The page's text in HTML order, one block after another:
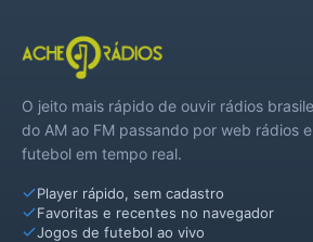
O jeito mais rápido de ouvir rádios
do AM ao FM passando por web rádios
futebol em tempo real.
Player rápido, sem cadastro
Favoritas e recentes no navegador
Jogos de futebol ao vivo